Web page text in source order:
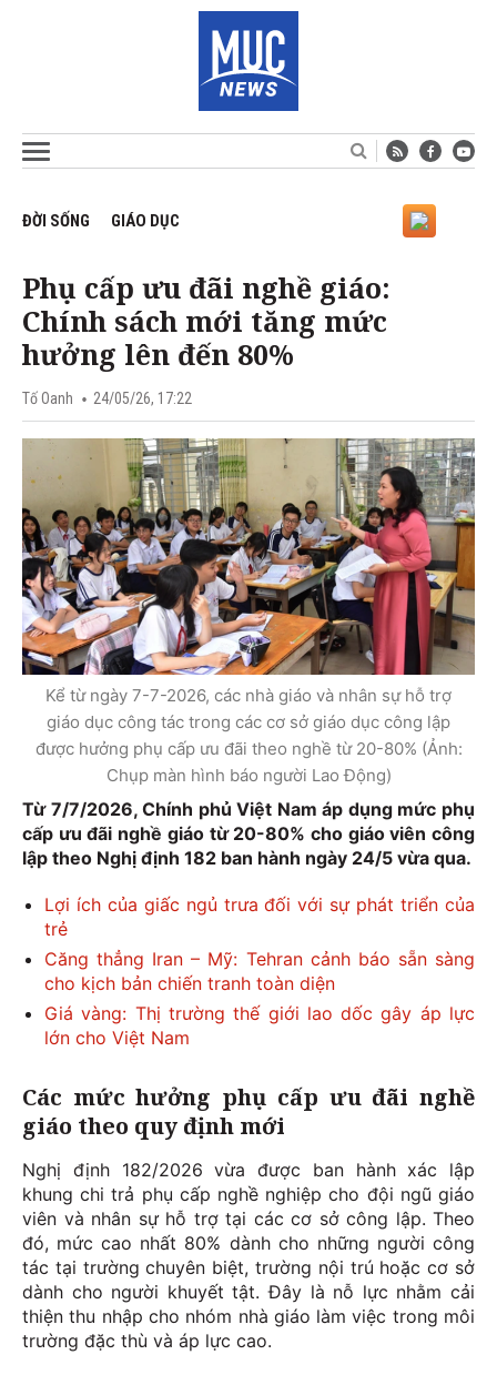
ĐỜI SỐNG GIÁO DỤC
Phụ cấp ưu đãi nghề giáo:
Chính sách mới tăng mức
hưởng lên đến 80%
Tố Oanh 24/05/26, 17:22
Kể từ ngày 7-7-2026, các nhà giáo và nhân sự hỗ trợ
giáo dục công tác trong các cơ sở giáo dục công lập
được hưởng phụ cấp ưu đãi theo nghề từ 20-80% (Ảnh:
Chụp màn hình báo người Lao Động)
Từ 7/7/2026, Chính phủ Việt Nam áp dụng mức phụ
cấp ưu đãi nghề giáo từ 20-80% cho giáo viên công
lập theo Nghị định 182 ban hành ngày 24/5 vừa qua.
Lợi ích của giấc ngủ trưa đối với sự phát triển của
trẻ
Căng thẳng Iran – Mỹ: Tehran cảnh báo sẵn sàng
cho kịch bản chiến tranh toàn diện
Giá vàng: Thị trường thế giới lao dốc gây áp lực
lớn cho Việt Nam
Các mức hưởng phụ cấp ưu đãi nghề
giáo theo quy định mới
Nghị định 182/2026 vừa được ban hành xác lập
khung chi trả phụ cấp nghề nghiệp cho đội ngũ giáo
viên và nhân sự hỗ trợ tại các cơ sở công lập. Theo
đó, mức cao nhất 80% dành cho những người công
tác tại trường chuyên biệt, trường nội trú hoặc cơ sở
dành cho người khuyết tật. Đây là nỗ lực nhằm cải
thiện thu nhập cho nhóm nhà giáo làm việc trong môi
trường đặc thù và áp lực cao.